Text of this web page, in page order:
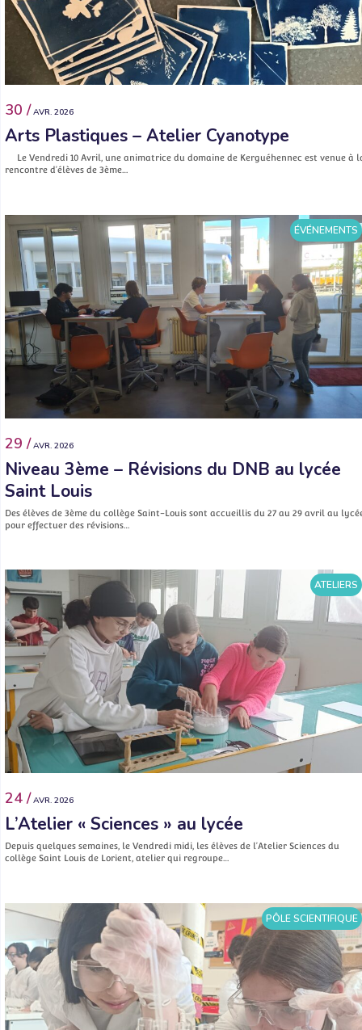
30 / AVR. 2026
Arts Plastiques – Atelier Cyanotype
Le Vendredi 10 Avril, une animatrice du domaine de Kerguéhennec est venue à
rencontre d’élèves de 3ème…
ÉVÉNEMENTS
29 / AVR. 2026
Niveau 3ème – Révisions du DNB au lycée
Saint Louis
Des élèves de 3ème du collège Saint-Louis sont accueillis du 27 au 29 avril au
pour effectuer des révisions…
ATELIERS
24 / AVR. 2026
L’Atelier « Sciences » au lycée
Depuis quelques semaines, le Vendredi midi, les élèves de l’Atelier Sciences du
collège Saint Louis de Lorient, atelier qui regroupe…
PÔLE SCIENTIFIQUE